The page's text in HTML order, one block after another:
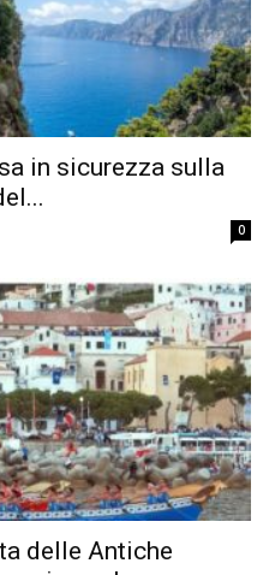
in sicurezza sulla
0
delle Antiche